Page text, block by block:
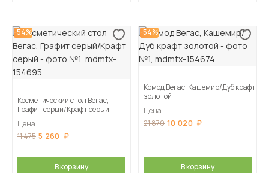
-54%
Косметический стол Вегас,
Графит серый/Крафт серый
Цена
11 475 5 260
В корзину
-54%
Комод Вегас, Кашемир/Дуб крафт
золотой
Цена
21 870 10 020
В корзину